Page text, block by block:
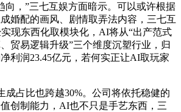
向，”三七互娱方面暗示。可以或许根据
婚配的画风、剧情取弄法内容，三七互
现东西化取模块化，AI将从“出产范式
贸易逻辑升级”三个维度沉塑行业，归
利润23.45亿元，若何实正让AI取玩家
占比也跨越30%。公司将依托稳健的
创制能力，AI也不只是手艺东西，三